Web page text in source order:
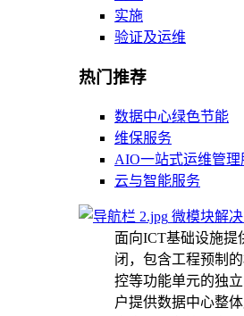
实施
验证及运维
热门推荐
数据中心绿色节能
维保服务
AIO一站式运维管理
云与智能服务
微模块解
面向ICT基础设施提
闭，包含工程预制
控等功能单元的独
户提供数据中心整